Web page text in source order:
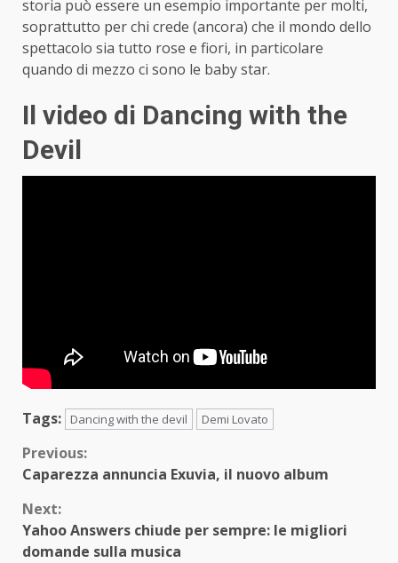
storia può essere un esempio importante per molti,
soprattutto per chi crede (ancora) che il mondo dello
spettacolo sia tutto rose e fiori, in particolare
quando di mezzo ci sono le baby star.
Il video di Dancing with the
Devil
Tags: Dancing with the devil Demi Lovato
Continue
Reading
Previous:
Caparezza annuncia Exuvia, il nuovo album
Next:
Yahoo Answers chiude per sempre: le migliori
domande sulla musica